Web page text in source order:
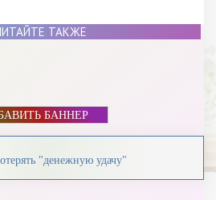
ТАКЖЕ
БАННЕР
"денежную удачу"